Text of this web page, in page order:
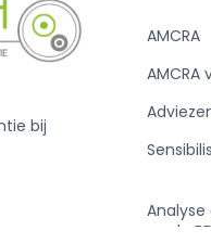
bij
AMCRA
AMCRA
en de